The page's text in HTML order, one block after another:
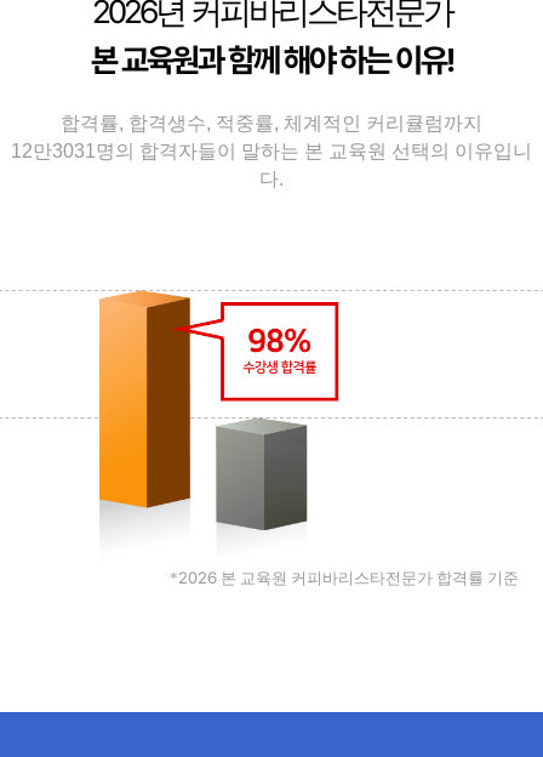
2026년 커피바리스타전문가
본 교육원과 함께 해야 하는 이유!
합격률, 합격생수, 적중률, 체계적인 커리큘럼까지
12만3031명의 합격자들이 말하는 본 교육원 선택의 이유입니
다.
*2026 본 교육원 커피바리스타전문가 합격률 기준